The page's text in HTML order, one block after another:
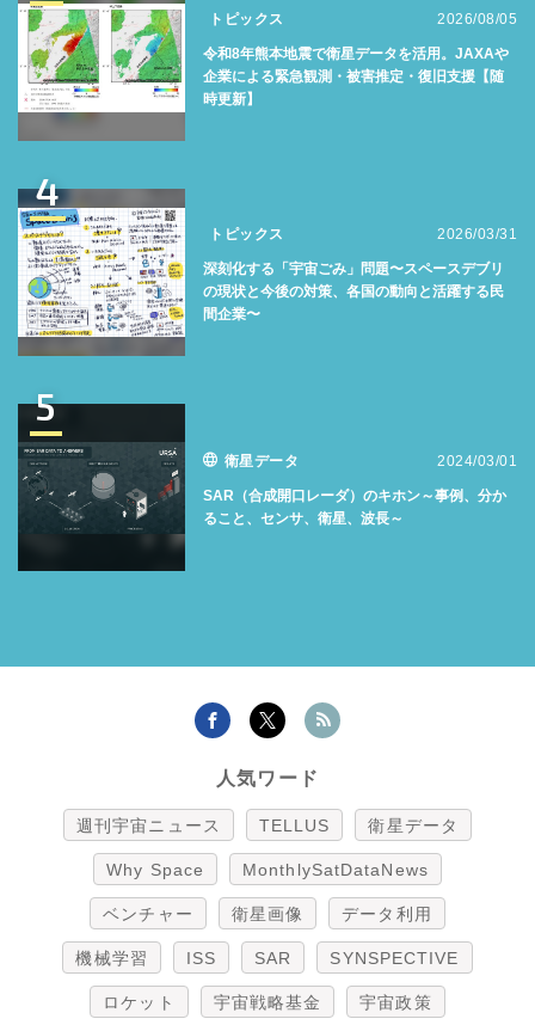
トピックス 2026/08/05
令和8年熊本地震で衛星データを活用。JAXAや
企業による緊急観測・被害推定・復旧支援【随
時更新】
4
トピックス 2026/03/31
深刻化する「宇宙ごみ」問題〜スペースデブリ
の現状と今後の対策、各国の動向と活躍する民
間企業〜
5
衛星データ 2024/03/01
SAR（合成開口レーダ）のキホン～事例、分か
ること、センサ、衛星、波長～
人気ワード
週刊宇宙ニュース TELLUS 衛星データ
Why Space MonthlySatDataNews
ベンチャー 衛星画像 データ利用
機械学習 ISS SAR SYNSPECTIVE
ロケット 宇宙戦略基金 宇宙政策